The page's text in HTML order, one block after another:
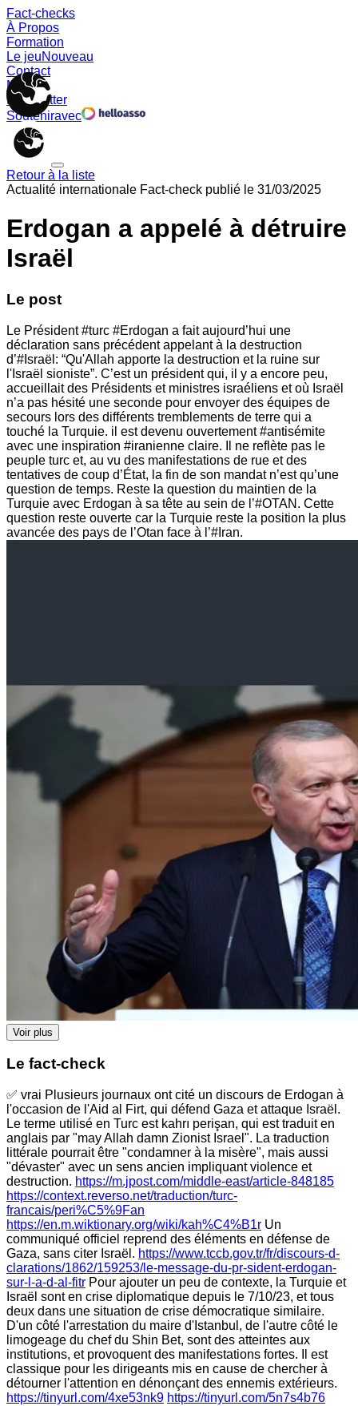
Fact-checks
À Propos
Formation
Le jeuNouveau
Contact
Memes
Newsletter
Souteniravec
Retour à la liste
Actualité internationale Fact-check publié le 31/03/2025
Erdogan a appelé à détruire
Israël
Le post
Le Président #turc #Erdogan a fait aujourd’hui une
déclaration sans précédent appelant à la destruction
d’#Israël: “Qu'Allah apporte la destruction et la ruine sur
l'Israël sioniste”. C’est un président qui, il y a encore peu,
accueillait des Présidents et ministres israéliens et où Israël
n’a pas hésité une seconde pour envoyer des équipes de
secours lors des différents tremblements de terre qui a
touché la Turquie. il est devenu ouvertement #antisémite
avec une inspiration #iranienne claire. Il ne reflète pas le
peuple turc et, au vu des manifestations de rue et des
tentatives de coup d’État, la fin de son mandat n’est qu’une
question de temps. Reste la question du maintien de la
Turquie avec Erdogan à sa tête au sein de l’#OTAN. Cette
question reste ouverte car la Turquie reste la position la plus
avancée des pays de l’Otan face à l’#Iran.
Voir plus
Le fact-check
✅ vrai Plusieurs journaux ont cité un discours de Erdogan à
l'occasion de l'Aid al Firt, qui défend Gaza et attaque Israël.
Le terme utilisé en Turc est kahrı perişan, qui est traduit en
anglais par "may Allah damn Zionist Israel". La traduction
littérale pourrait être "condamner à la misère", mais aussi
"dévaster" avec un sens ancien impliquant violence et
destruction. https://m.jpost.com/middle-east/article-848185
https://context.reverso.net/traduction/turc-
francais/peri%C5%9Fan
https://en.m.wiktionary.org/wiki/kah%C4%B1r Un
communiqué officiel reprend des éléments en défense de
Gaza, sans citer Israël. https://www.tccb.gov.tr/fr/discours-d-
clarations/1862/159253/le-message-du-pr-sident-erdogan-
sur-l-a-d-al-fitr Pour ajouter un peu de contexte, la Turquie et
Israël sont en crise diplomatique depuis le 7/10/23, et tous
deux dans une situation de crise démocratique similaire.
D'un côté l'arrestation du maire d'Istanbul, de l'autre côté le
limogeage du chef du Shin Bet, sont des atteintes aux
institutions, et provoquent des manifestations fortes. Il est
classique pour les dirigeants mis en cause de chercher à
détourner l'attention en dénonçant des ennemis extérieurs.
https://tinyurl.com/4xe53nk9 https://tinyurl.com/5n7s4b76